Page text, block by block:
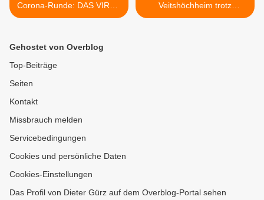
Corona-Runde: DAS VIRUS
IST ZURÜCK + EIN LICHT
Veitshöchheim trotz
Pandemie erfolgreich im
Gehostet von Overblog
Top-Beiträge
Seiten
Kontakt
Missbrauch melden
Servicebedingungen
Cookies und persönliche Daten
Cookies-Einstellungen
Das Profil von Dieter Gürz auf dem Overblog-Portal sehen